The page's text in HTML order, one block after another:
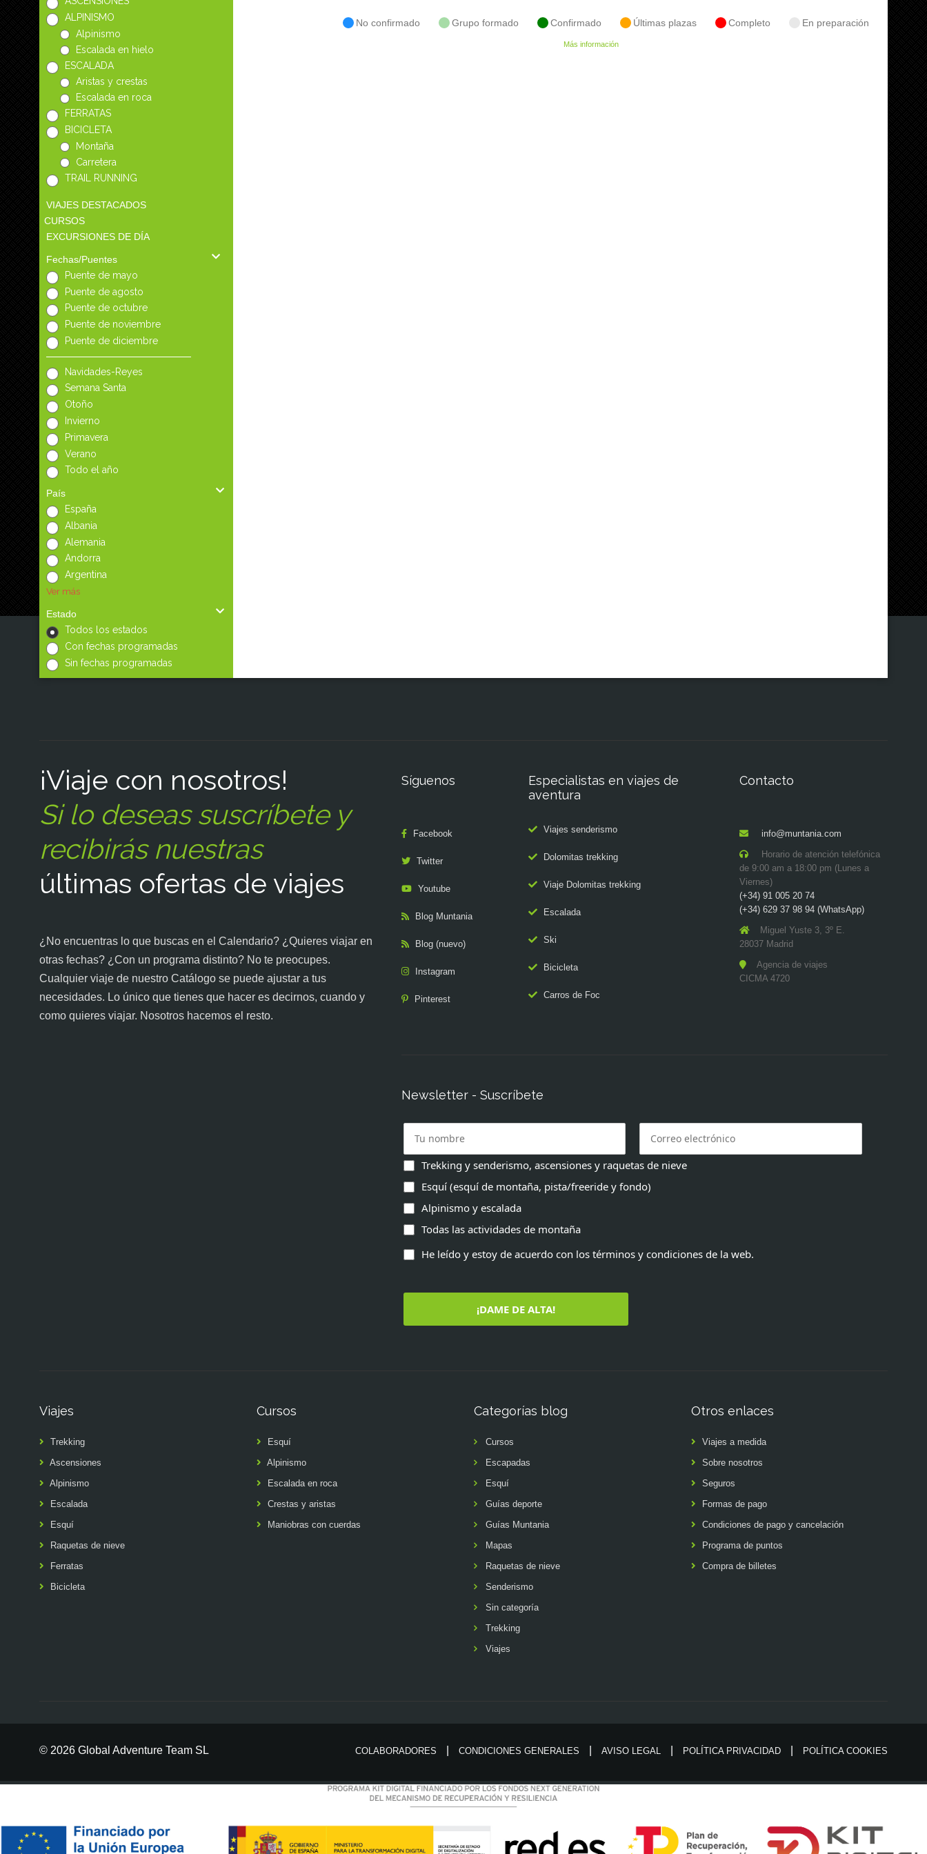
ALPINISMO
Alpinismo
Escalada en hielo
ESCALADA
Aristas y crestas
Escalada en roca
FERRATAS
BICICLETA
Montaña
Carretera
TRAIL RUNNING
VIAJES DESTACADOS
CURSOS
EXCURSIONES DE DÍA
Fechas/Puentes
Puente de mayo
Puente de agosto
Puente de octubre
Puente de noviembre
Puente de diciembre
Navidades-Reyes
Semana Santa
Otoño
Invierno
Primavera
Verano
Todo el año
País
España
Albania
Alemania
Andorra
Argentina
Ver más
Estado
Todos los estados
Con fechas programadas
Sin fechas programadas
No confirmado Grupo formado Confirmado Últimas plazas Completo En preparación
Más información
¡Viaje con nosotros!
Si lo deseas suscríbete y
recibirás nuestras
últimas ofertas de viajes
¿No encuentras lo que buscas en el Calendario? ¿Quieres viajar en
otras fechas? ¿Con un programa distinto? No te preocupes.
Cualquier viaje de nuestro Catálogo se puede ajustar a tus
necesidades. Lo único que tienes que hacer es decirnos, cuando y
como quieres viajar. Nosotros hacemos el resto.
Síguenos
Facebook
Twitter
Youtube
Blog Muntania
Blog (nuevo)
Instagram
Pinterest
Especialistas en viajes de
aventura
Viajes senderismo
Dolomitas trekking
Viaje Dolomitas trekking
Escalada
Ski
Bicicleta
Carros de Foc
Contacto
info@muntania.com
Horario de atención telefónica
de 9:00 am a 18:00 pm (Lunes a
Viernes)
(+34) 91 005 20 74
(+34) 629 37 98 94 (WhatsApp)
Miguel Yuste 3, 3º E.
28037 Madrid
Agencia de viajes
CICMA 4720
Newsletter - Suscríbete
Trekking y senderismo, ascensiones y raquetas de nieve
Esquí (esquí de montaña, pista/freeride y fondo)
Alpinismo y escalada
Todas las actividades de montaña
He leído y estoy de acuerdo con los términos y condiciones de la web.
¡DAME DE ALTA!
Viajes
Trekking
Ascensiones
Alpinismo
Escalada
Esquí
Raquetas de nieve
Ferratas
Bicicleta
Cursos
Esquí
Alpinismo
Escalada en roca
Crestas y aristas
Maniobras con cuerdas
Categorías blog
Cursos
Escapadas
Esquí
Guías deporte
Guías Muntania
Mapas
Raquetas de nieve
Senderismo
Sin categoría
Trekking
Viajes
Otros enlaces
Viajes a medida
Sobre nosotros
Seguros
Formas de pago
Condiciones de pago y cancelación
Programa de puntos
Compra de billetes
© 2026 Global Adventure Team SL COLABORADORES CONDICIONES GENERALES AVISO LEGAL POLÍTICA PRIVACIDAD POLÍTICA COOKIES